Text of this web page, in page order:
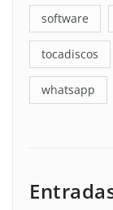
software
tocadiscos
whatsapp